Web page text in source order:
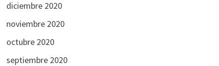
diciembre 2020
noviembre 2020
octubre 2020
septiembre 2020